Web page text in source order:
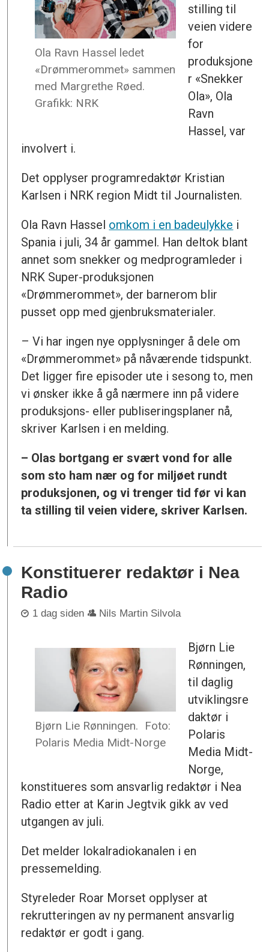
Ola Ravn Hassel ledet
«Drømmerommet» sammen
med Margrethe Røed.
Grafikk: NRK
stilling til
veien videre
for
produksjone
r «Snekker
Ola», Ola
Ravn
Hassel, var
involvert i.
Det opplyser programredaktør Kristian
Karlsen i NRK region Midt til Journalisten.
Ola Ravn Hassel omkom i en badeulykke i
Spania i juli, 34 år gammel. Han deltok blant
annet som snekker og medprogramleder i
NRK Super-produksjonen
«Drømmerommet», der barnerom blir
pusset opp med gjenbruksmaterialer.
– Vi har ingen nye opplysninger å dele om
«Drømmerommet» på nåværende tidspunkt.
Det ligger fire episoder ute i sesong to, men
vi ønsker ikke å gå nærmere inn på videre
produksjons- eller publiseringsplaner nå,
skriver Karlsen i en melding.
– Olas bortgang er svært vond for alle
som sto ham nær og for miljøet rundt
produksjonen, og vi trenger tid før vi kan
ta stilling til veien videre, skriver Karlsen.
Konstituerer redaktør i Nea
Radio
1 dag siden Nils Martin Silvola
Bjørn Lie Rønningen.
Foto:
Polaris Media Midt-Norge
Bjørn Lie
Rønningen,
til daglig
utviklingsre
daktør i
Polaris
Media Midt-
Norge,
konstitueres som ansvarlig redaktør i Nea
Radio etter at Karin Jegtvik gikk av ved
utgangen av juli.
Det melder lokalradiokanalen i en
pressemelding.
Styreleder Roar Morset opplyser at
rekrutteringen av ny permanent ansvarlig
redaktør er godt i gang.